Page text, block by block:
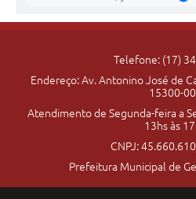
Telefone: (17)
Endereço: Av. Antonino José de
15300-
Atendimento de Segunda-feira a
13hs às
CNPJ:
Prefeitura Municipal de